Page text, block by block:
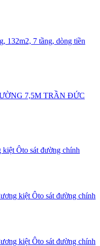
132m2, 7 tầng, dòng tiền
7,5M TRẦN ĐỨC
Ôto sát đường chính
kiệt Ôto sát đường chính
kiệt Ôto sát đường chính